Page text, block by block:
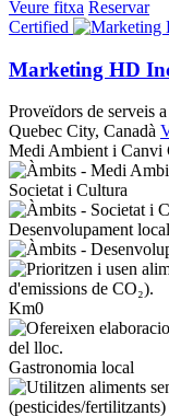
Veure fitxa Reservar
Certified
Marketing HD
Proveïdors de serveis
Quebec City, Canadà
Medi Ambient i Canvi
Societat i Cultura
Desenvolupament local
Km0
Gastronomia local